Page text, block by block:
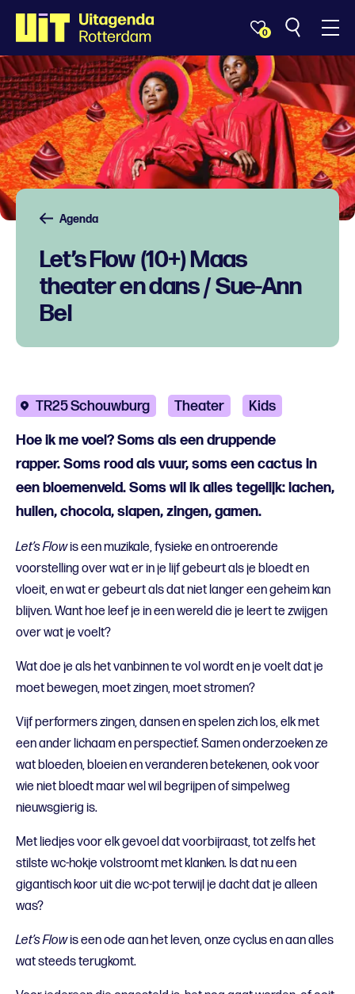
0
Agenda
Let’s Flow (10+) Maas
theater en dans / Sue-Ann
Bel
TR25 Schouwburg Theater Kids
Hoe ik me voel? Soms als een druppende
rapper. Soms rood als vuur, soms een cactus in
een bloemenveld. Soms wil ik alles tegelijk: lachen,
huilen, chocola, slapen, zingen, gamen.
Let’s Flowis een muzikale, fysieke en ontroerende
voorstelling over wat er in je lijf gebeurt als je bloedt en
vloeit, en wat er gebeurt als dat niet langer een geheim kan
blijven. Want hoe leef je in een wereld die je leert te zwijgen
over wat je voelt?
Wat doe je als het vanbinnen te vol wordt en je voelt dat je
moet bewegen, moet zingen, moet stromen?
Vijf performers zingen, dansen en spelen zich los, elk met
een ander lichaam en perspectief. Samen onderzoeken ze
wat bloeden, bloeien en veranderen betekenen, ook voor
wie niet bloedt maar wel wil begrijpen of simpelweg
nieuwsgierig is.
Met liedjes voor elk gevoel dat voorbijraast, tot zelfs het
stilste wc-hokje volstroomt met klanken. Is dat nu een
gigantisch koor uit die wc-pot terwijl je dacht dat je alleen
was?
Let’s Flowis een ode aan het leven, onze cyclus en aan alles
wat steeds terugkomt.